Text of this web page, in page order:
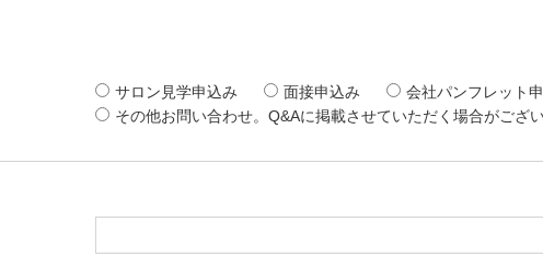
サロン見学申込み 面接申込み
会社パンフレット
その他お問い合わせ。Q&Aに掲載させていただく場合がござ